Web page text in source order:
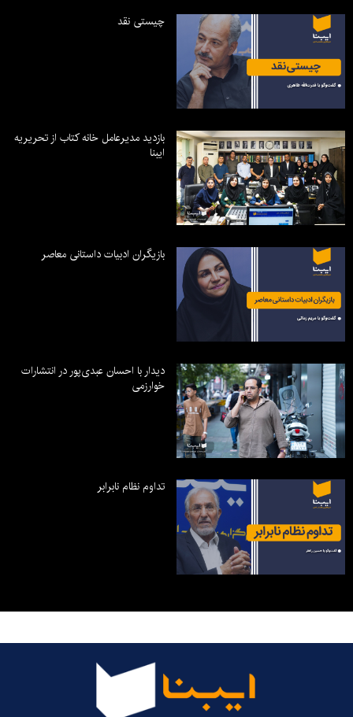
چیستی نقد
بازدید مدیرعامل خانه کتاب از تحریریه
ایبنا
بازیگران ادبیات داستانی معاصر
دیدار با احسان عبدی‌پور در انتشارات
خوارزمی
تداوم نظام نابرابر